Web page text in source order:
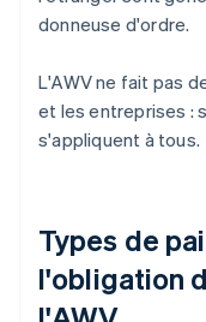
donneuse d'ordre.
L'AWV ne fait pas
et les entreprises :
s'appliquent à tous.
Types de
l'obligation